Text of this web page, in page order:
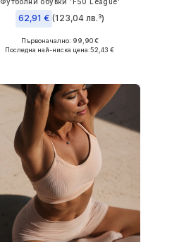
62,91 € (123,04 лв.³)
Налични размери: 39-39,5
Първоначално: 99,90 €
Последна най-ниска цена:52,43 €